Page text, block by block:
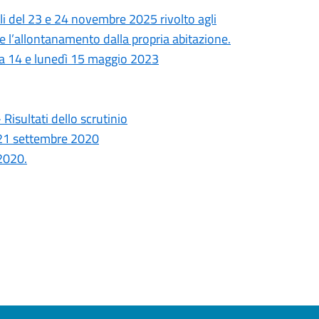
del 23 e 24 novembre 2025 rivolto agli
dalla propria abitazione.
14 e lunedì 15 maggio 2023
dello scrutinio
settembre 2020